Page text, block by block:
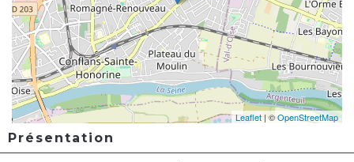
Leaflet| ©OpenStreetMap
Présentation